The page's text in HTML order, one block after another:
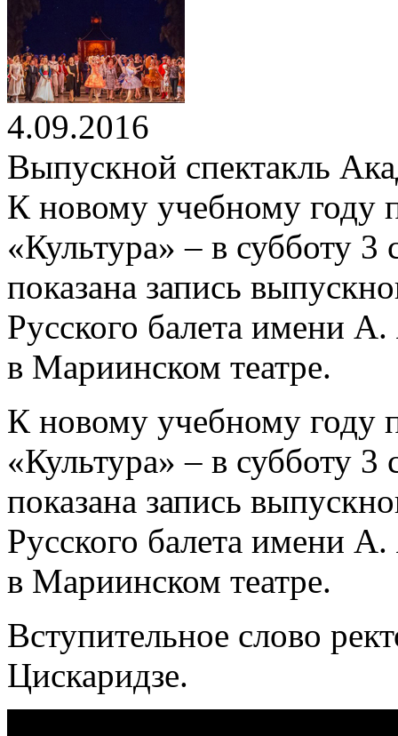
4.09.2016
Выпускной спектакль
К новому учебному году
«Культура» – в субботу 3
показана запись
Русского балета имени
в Мариинском театре.
К новому учебному году
«Культура» – в субботу 3
показана запись
Русского балета имени
в Мариинском театре.
Вступительное слово
Цискаридзе.